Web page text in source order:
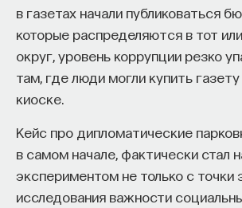
в газетах начали публиковаться
которые распределяются в тот
округ, уровень коррупции резко
там, где люди могли купить
киоске.
Кейс про дипломатические
в самом начале, фактически стал
экспериментом не только с точки
исследования важности